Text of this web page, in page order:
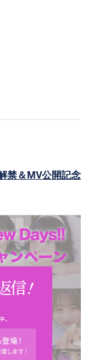
禁＆MV公開記念